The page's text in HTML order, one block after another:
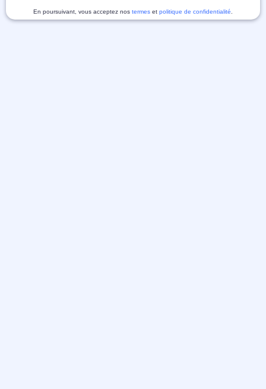
En poursuivant, vous acceptez nos termes et politique de confidentialité